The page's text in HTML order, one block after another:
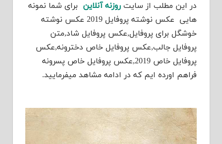
در این مطلب از سایت روزنه آنلاین برای شما نمونه
هایی عکس نوشته پروفایل 2019 عکس نوشته
خوشگل برای پروفایل,عکس پروفایل شاد,متن
پروفایل جالب,عکس پروفایل خاص دخترونه,عکس
پروفایل خاص 2019,عکس پروفایل خاص پسرونه
فراهم اورده ایم که در ادامه مشاهد میفرمایید.